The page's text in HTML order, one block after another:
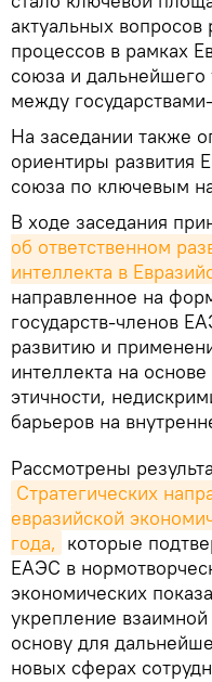
актуальных
процессов в рамках
союза и дальнейшего
между
На заседании также
ориентиры развития
союза по ключевым
В ходе заседания
об ответственном
интеллекта в
направленное на
государств-членов
развитию и
интеллекта на
этичности,
барьеров на
Рассмотрены
Стратегических
евразийской
года, которые
ЕАЭС в
экономических
укрепление
основу для
новых сферах